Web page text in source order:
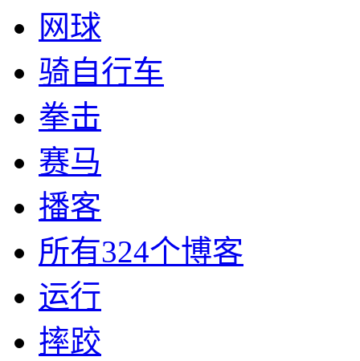
网球
骑自行车
拳击
赛马
播客
所有324个博客
运行
摔跤